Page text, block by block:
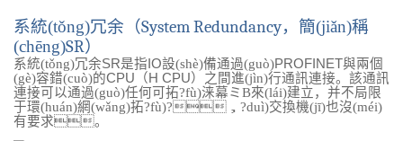
系統(tǒng)冗余（System Redundancy，簡(jiǎn)稱
(chēng)SR）
系統(tǒng)冗余SR是指 IO設(shè)備通過(guò)PROFINET與兩個
(gè)容錯(cuò)的CPU （ H CPU）之間進(jìn)行通訊連接。該通訊
連接可以通過(guò)任何可拓?fù)涞幕ミB來(lái)建立，并不局限
于環(huán)網(wǎng)拓?fù)?，?duì)交換機(jī)也沒(méi)
有要求。